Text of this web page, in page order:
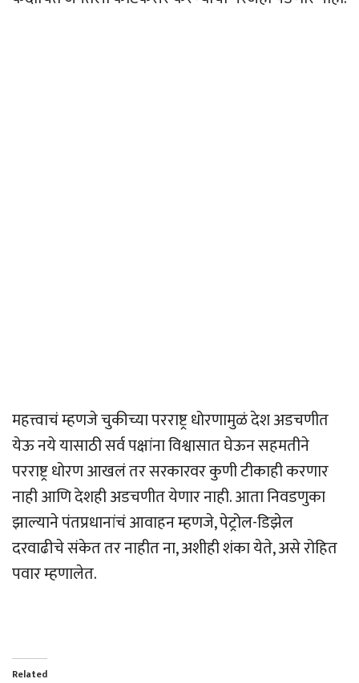
महत्त्वाचं म्हणजे चुकीच्या परराष्ट्र धोरणामुळं देश अडचणीत
येऊ नये यासाठी सर्व पक्षांना विश्वासात घेऊन सहमतीने
परराष्ट्र धोरण आखलं तर सरकारवर कुणी टीकाही करणार
नाही आणि देशही अडचणीत येणार नाही. आता निवडणुका
झाल्याने पंतप्रधानांचं आवाहन म्हणजे, पेट्रोल-डिझेल
दरवाढीचे संकेत तर नाहीत ना, अशीही शंका येते, असे रोहित
पवार म्हणालेत.
Related